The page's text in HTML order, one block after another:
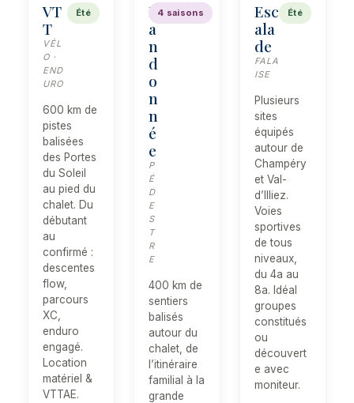
VT
T
VÉL
O ·
END
URO
Été
600 km de
pistes
balisées
des Portes
du Soleil
au pied du
chalet. Du
débutant
au
confirmé :
descentes
flow,
parcours
XC,
enduro
engagé.
Location
matériel &
VTTAE.
R
a
n
d
o
n
n
é
e
P
É
D
E
S
T
R
E
4 saisons
400 km de
sentiers
balisés
autour du
chalet, de
l’itinéraire
familial à la
grande
Esc
ala
de
FALA
ISE
Été
Plusieurs
sites
équipés
autour de
Champéry
et Val-
d’Illiez.
Voies
sportives
de tous
niveaux,
du 4a au
8a. Idéal
groupes
constitués
ou
découvert
e avec
moniteur.